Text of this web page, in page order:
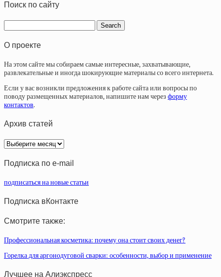
Поиск по сайту
О проекте
На этом сайте мы собираем самые интересные, захватывающие,
развлекательные и иногда шокирующие материалы со всего интернета.
Если у вас возникли предложения к работе сайта или вопросы по
поводу размещенных материалов, напишите нам через форму
контактов.
Архив статей
Архив
статей
Подписка по e-mail
подписаться на новые статьи
Подписка вКонтакте
Смотрите также:
Профессиональная косметика: почему она стоит своих денег?
Горелка для аргонодуговой сварки: особенности, выбор и применение
Лучшее на Алиэкспресс